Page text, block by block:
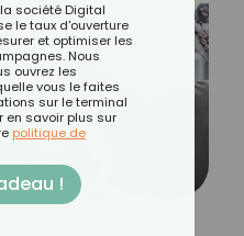
société Digital
le taux d'ouverture
et optimiser les
Nous
ouvrez les
vous le faites
sur le terminal
en savoir plus sur
politique de
!